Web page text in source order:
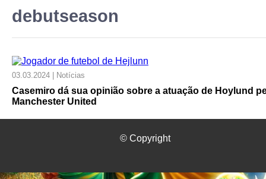
debutseason
03.03.2024 | Notícias
Casemiro dá sua opinião sobre a atuação de Hoylund
Manchester United
© Copyright